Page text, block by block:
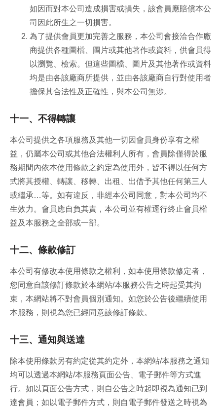
如因而對本公司造成損害或損失，該會員應賠償本公
司因此所生之一切損害。
為了提供會員更加完善之服務，本公司會接洽合作廠
商提供各種圖檔、圖片或其他著作或資料，供會員得
以瀏覽、檢索。但這些圖檔、圖片及其他著作或資料
均是由各該廠商所提供，並由各該廠商自行對使用者
擔保其合法性及正確性，與本公司無涉。
十一、不得轉讓
本公司提供之各項服務及其他一切因會員身份享有之權
益，仍屬本公司或其他合法權利人所有，會員除僅得於服
務期間內依本使用條款之約定為使用外，皆不得以任何方
式將其授權、轉讓、移轉、出租、出借予其他任何第三人
或繼承…等。如有違反，非經本公司同意，對本公司均不
生效力。會員應自負其責，本公司並有權逕行終止會員權
益及本服務之全部或一部。
十二、條款修訂
本公司有修改本使用條款之權利，如本使用條款修定者，
您同意自該修訂條款於本網站/本服務公告之時起受其拘
束，本網站將不對會員個別通知。如您於公告後繼續使用
本服務，則視為您已經同意該修訂條款。
十三、通知與送達
除本使用條款另有約定從其約定外，本網站/本服務之通知
均可以透過本網站/本服務頁面公告、電子郵件等方式進
行。如以頁面公告方式，則自公告之時起即視為通知已到
達會員；如以電子郵件方式，則自電子郵件發送之時視為